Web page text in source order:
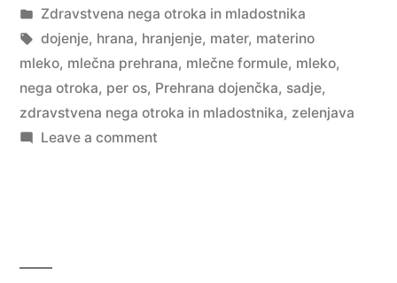
by
Posted
in
Zdravstvena nega otroka in mladostnika
Tags:
dojenje, hrana, hranjenje, mater, materino
mleko, mlečna prehrana, mlečne formule, mleko,
nega otroka, per os, Prehrana dojenčka, sadje,
zdravstvena nega otroka in mladostnika, zelenjava
Leave a commenton